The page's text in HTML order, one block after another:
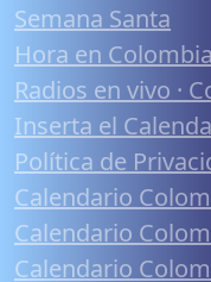
Semana Santa
Hora en Colombia
Radios en vivo ·
Inserta el
Política de
Calendario
Calendario
Calendario